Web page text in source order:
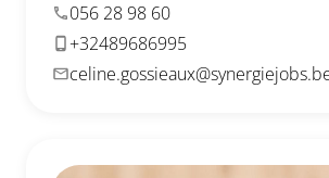
056 28 98 60
+32489686995